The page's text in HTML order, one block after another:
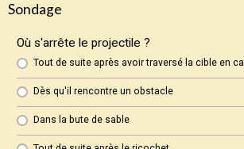
Sondage
Où s'arrête le projectile ?
Tout de suite après avoir traversé la cible en
Dès qu'il rencontre un obstacle
Dans la bute de sable